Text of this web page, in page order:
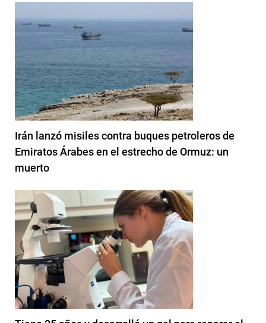
Irán lanzó misiles contra buques petroleros de
Emiratos Árabes en el estrecho de Ormuz: un
muerto